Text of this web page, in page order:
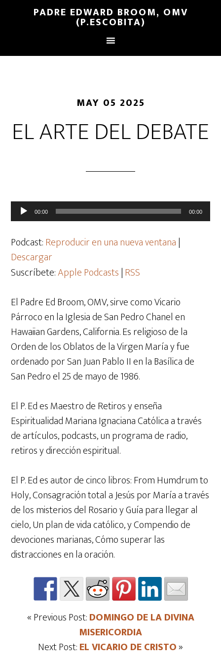
PADRE EDWARD BROOM, OMV
(P.ESCOBITA)
MAY 05 2025
EL ARTE DEL DEBATE
Reproductor
de
audio
00:00 00:00
Podcast:Reproducir en una nueva ventana|
Descargar
Suscríbete:Apple Podcasts|RSS
El Padre Ed Broom, OMV, sirve como Vicario
Párroco en la Iglesia de San Pedro Chanel en
Hawaiian Gardens, California. Es religioso de la
Orden de los Oblatos de la Virgen María y fue
ordenado por San Juan Pablo II en la Basílica de
San Pedro el 25 de mayo de 1986.
El P. Ed es Maestro de Retiros y enseña
Espiritualidad Mariana Ignaciana Católica a través
de artículos, podcasts, un programa de radio,
retiros y dirección espiritual.
El P. Ed es autor de cinco libros: From Humdrum to
Holy, Consagración total a Jesús por María a través
de los misterios del Rosario y Guía para llegar al
cielo, Un plan de vida católico, y Compendio de
devociones marianas, Cómo superar las
distracciones en la oración.
« Previous Post:DOMINGO DE LA DIVINA
MISERICORDIA
Next Post:EL VICARIO DE CRISTO»